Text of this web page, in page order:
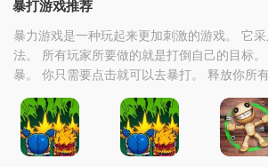
暴打游戏推荐
暴力游戏是一种玩起来更加刺激的游戏。 它
法。 所有玩家所要做的就是打倒自己的目标
暴。 你只需要点击就可以去暴打。 释放你所
虑和压力，十分减压。 如果你有兴趣，可以
下载。